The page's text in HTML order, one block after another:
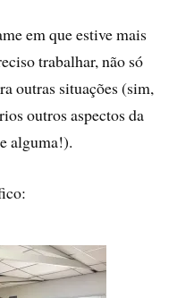
em que estive mais
trabalhar, não só
outras situações (sim,
outros aspectos da
alguma!).